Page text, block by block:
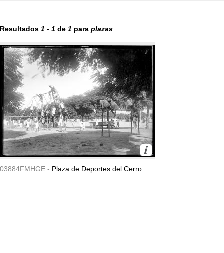
Resultados 1 - 1 de 1 para plazas
03884FMHGE - Plaza de Deportes del Cerro.